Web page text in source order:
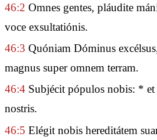
46:2 Omnes gentes, pláudite
voce exsultatiónis.
46:3 Quóniam Dóminus
magnus super omnem terram.
46:4 Subjécit pópulos nobis: * et
nostris.
46:5 Elégit nobis hereditátem